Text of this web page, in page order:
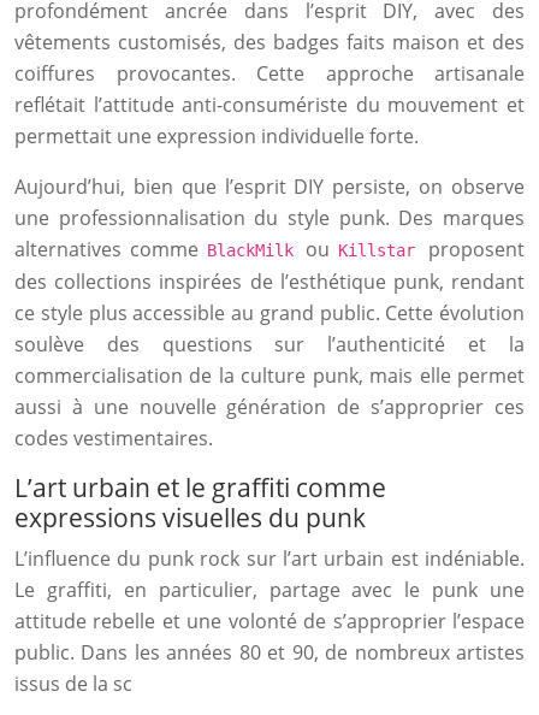
profondément ancrée dans l’esprit DIY, avec des
vêtements customisés, des badges faits maison et des
coiffures provocantes. Cette approche artisanale
reflétait l’attitude anti-consumériste du mouvement et
permettait une expression individuelle forte.
Aujourd’hui, bien que l’esprit DIY persiste, on observe
une professionnalisation du style punk. Des marques
alternatives comme BlackMilk ou Killstar proposent
des collections inspirées de l’esthétique punk, rendant
ce style plus accessible au grand public. Cette évolution
soulève des questions sur l’authenticité et la
commercialisation de la culture punk, mais elle permet
aussi à une nouvelle génération de s’approprier ces
codes vestimentaires.
L’art urbain et le graffiti comme
expressions visuelles du punk
L’influence du punk rock sur l’art urbain est indéniable.
Le graffiti, en particulier, partage avec le punk une
attitude rebelle et une volonté de s’approprier l’espace
public. Dans les années 80 et 90, de nombreux artistes
issus de la sc